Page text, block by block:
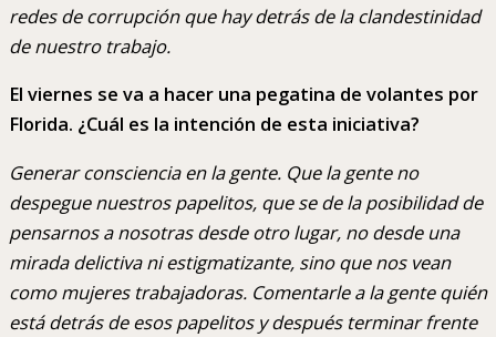
redes de corrupción que hay detrás de la clandestinidad
de nuestro trabajo.
El viernes se va a hacer una pegatina de volantes por
Florida. ¿Cuál es la intención de esta iniciativa?
Generar consciencia en la gente. Que la gente no
despegue nuestros papelitos, que se de la posibilidad de
pensarnos a nosotras desde otro lugar, no desde una
mirada delictiva ni estigmatizante, sino que nos vean
como mujeres trabajadoras. Comentarle a la gente quién
está detrás de esos papelitos y después terminar frente